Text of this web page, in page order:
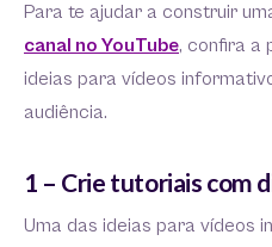
Para te ajudar a construir
canal no YouTube, confira a
ideias para vídeos
audiência.
1 – Crie tutoriais com
Uma das ideias para vídeos